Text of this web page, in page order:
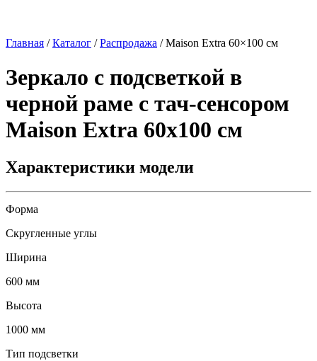
Главная /Каталог /Распродажа /Maison Extra 60×100 см
Зеркало с подсветкой в
черной раме с тач-сенсором
Maison Extra 60x100 см
Характеристики модели
Форма
Скругленные углы
Ширина
600 мм
Высота
1000 мм
Тип подсветки